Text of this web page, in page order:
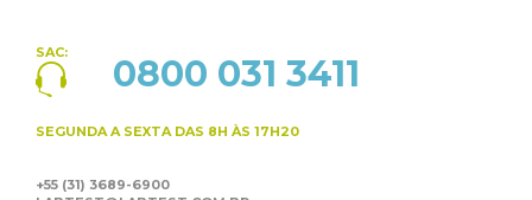
SAC: 0800 031 3411
SEGUNDA A SEXTA DAS 8H ÀS 17H20
+55 (31) 3689-6900